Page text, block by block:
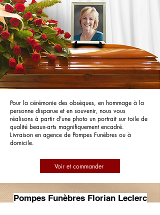
Pour la cérémonie des obsèques, en hommage à la
personne disparue et en souvenir, nous vous
réalisons à partir d'une photo un portrait sur toile de
qualité beaux-arts magnifiquement encadré.
Livraison en agence de Pompes Funèbres ou à
domicile.
Voir et commander
Pompes Funèbres Florian Leclerc